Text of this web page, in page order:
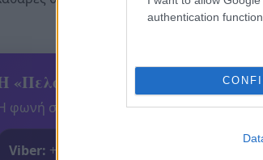
authentication
«Πελοπόννησος» και το pelop.gr
φωνή σου έχει δύναμη – στείλε
Viber: +306909196125